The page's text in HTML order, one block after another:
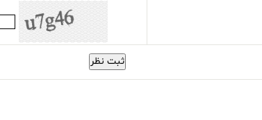
ثبت نظر